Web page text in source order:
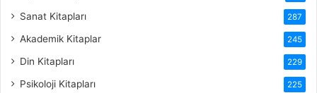
Sanat Kitapları 287
Akademik Kitaplar 245
Din Kitapları 229
Psikoloji Kitapları 225